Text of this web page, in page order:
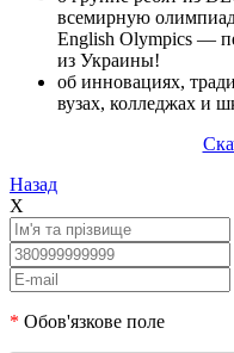
всемирную
English Olympics —
из Украины!
об инновациях,
вузах, колледжах и
Назад
X
* Обов'язкове поле